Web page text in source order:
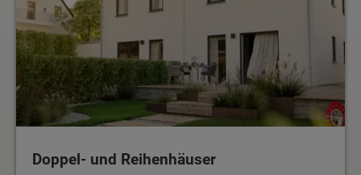
Doppel- und Reihenhäuser